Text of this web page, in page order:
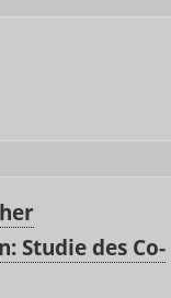
Studie des Co-